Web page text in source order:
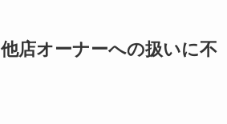
店オーナーへの扱いに不